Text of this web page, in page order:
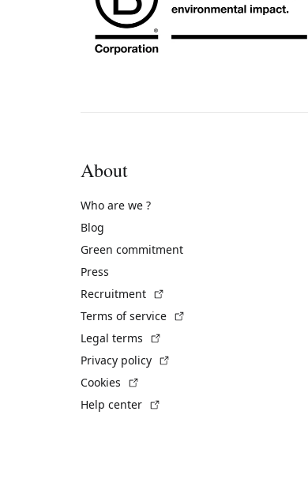
About
Who are we ?
Blog
Green commitment
Press
Recruitment
Terms of service
Legal terms
Privacy policy
Cookies
Help center